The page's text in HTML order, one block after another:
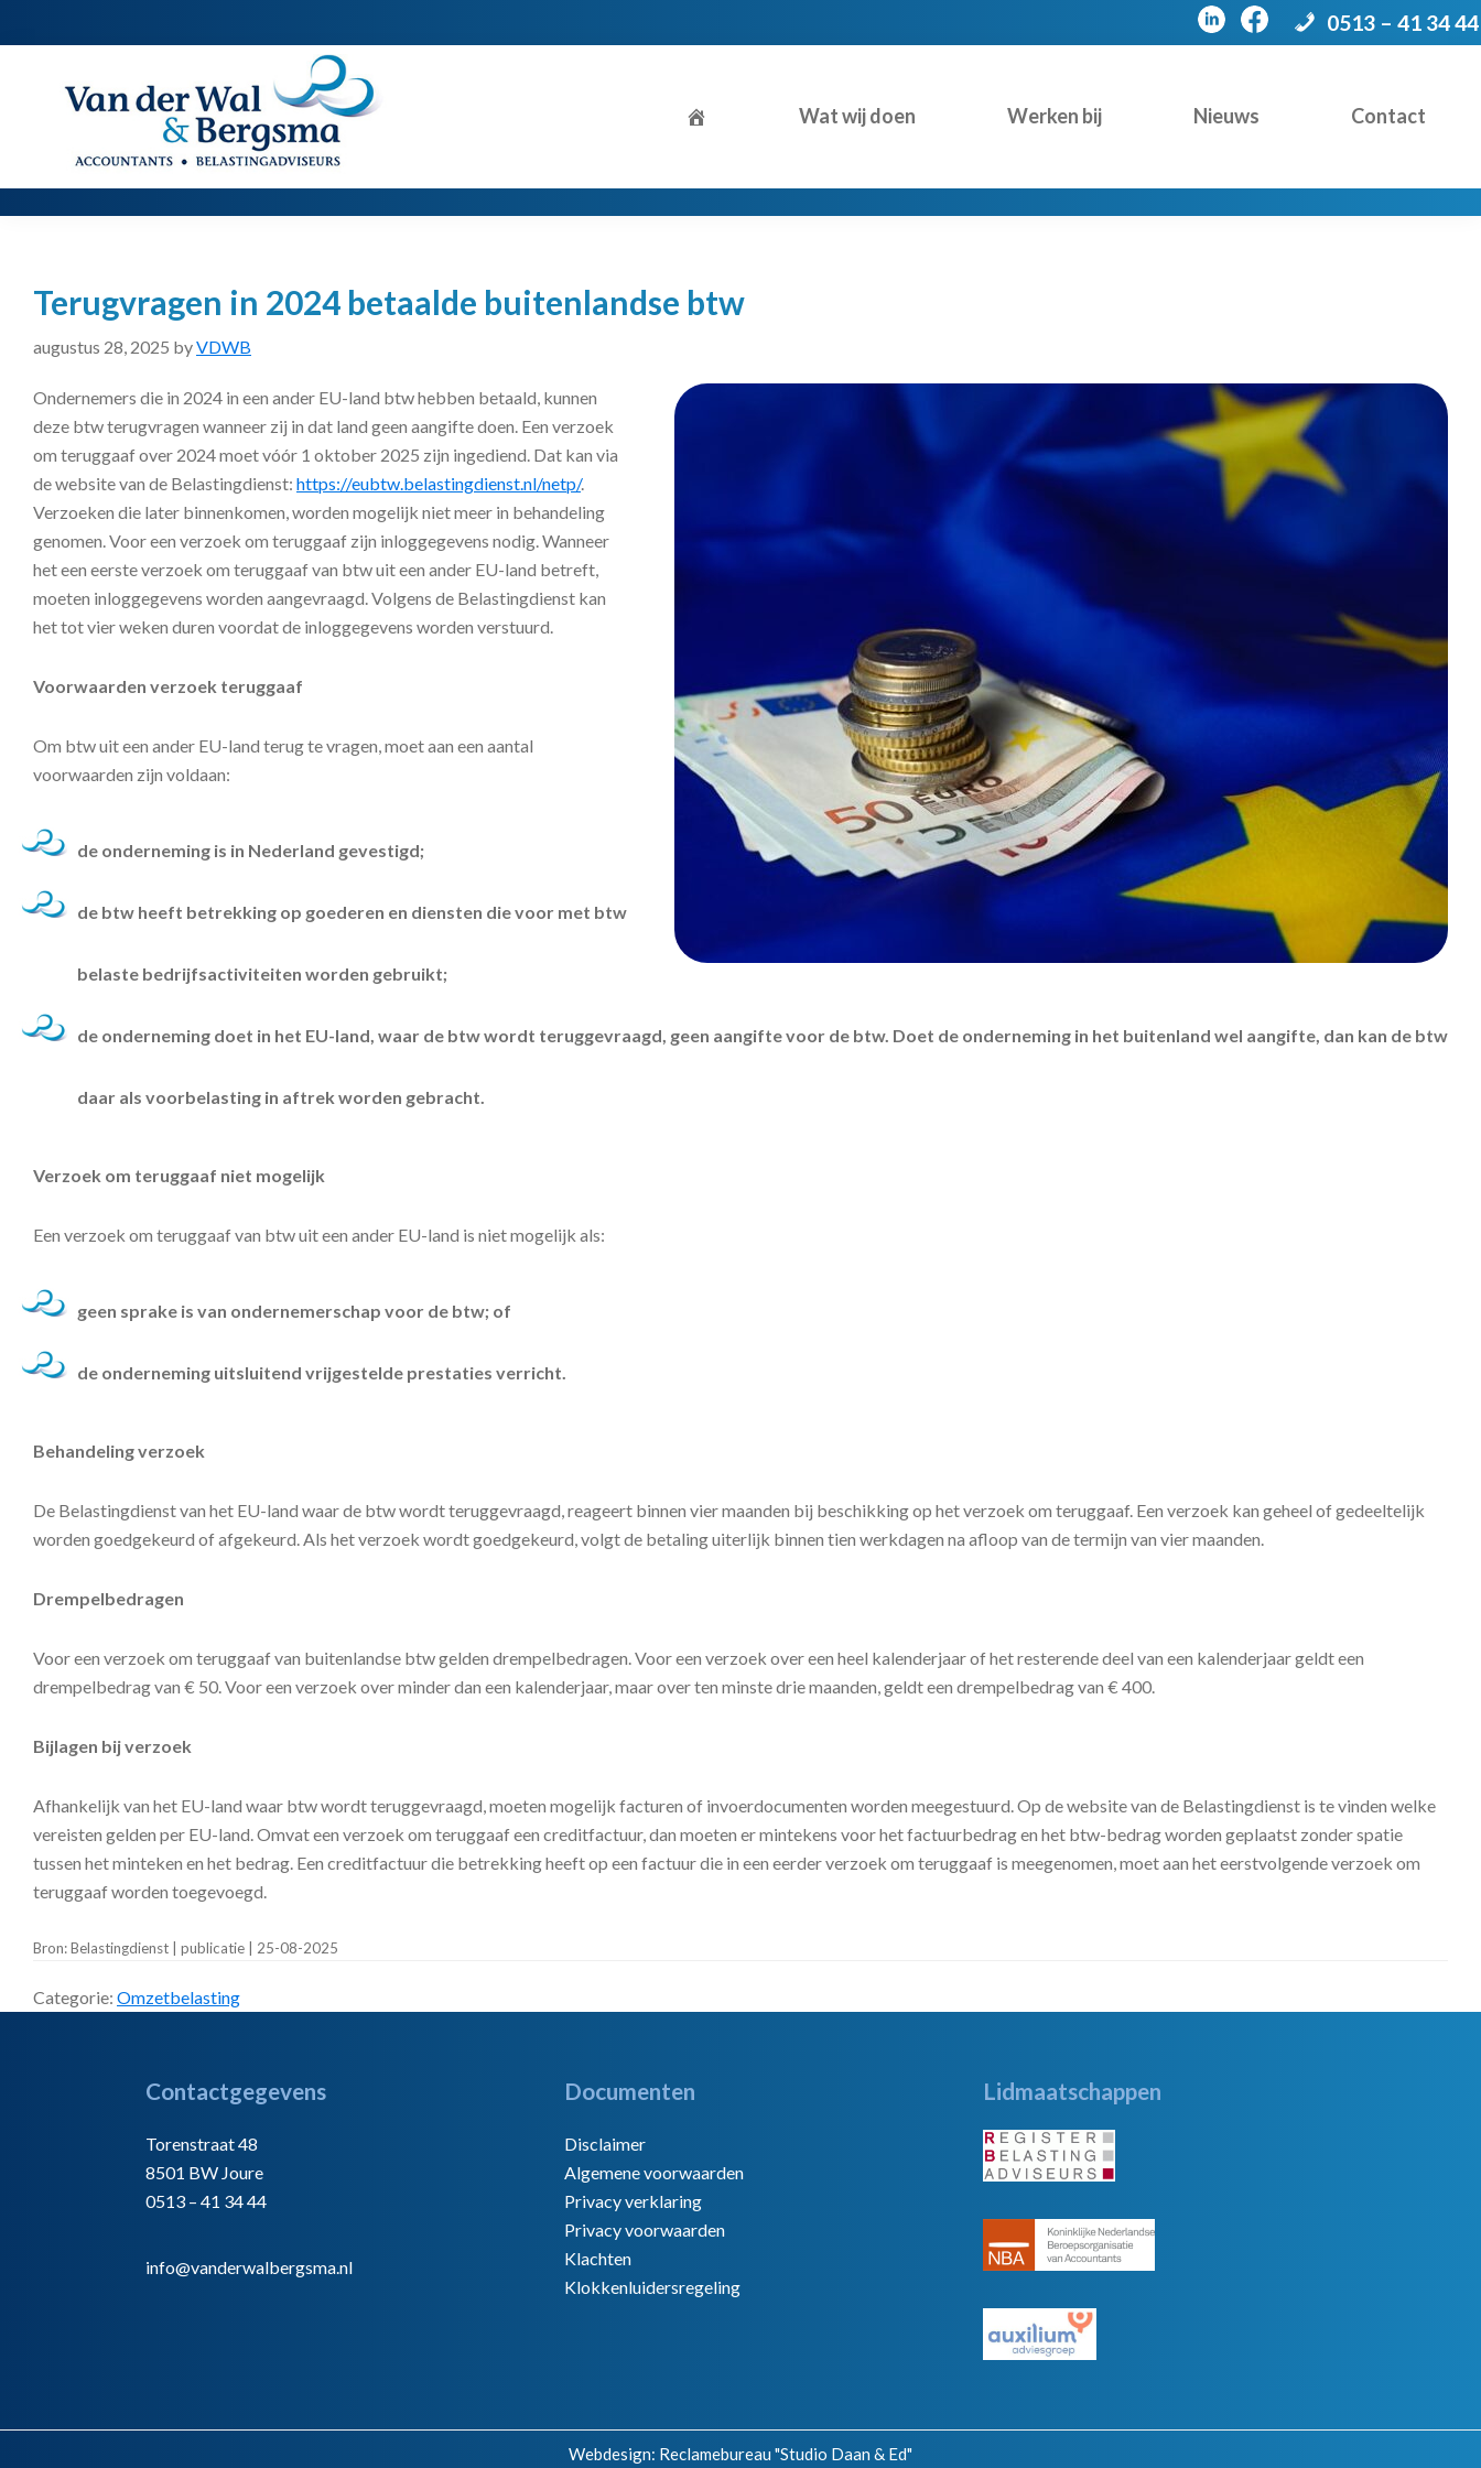
hoofdnavigatie
hoofd
voettekst
0513 – 41 34 44
Van
der
Accountants
|
Wat wij doen Werken bij Nieuws Contact
Terugvragen in 2024 betaalde buitenlandse btw
augustus 28, 2025 byVDWB
Ondernemers die in 2024 in een ander EU-land btw hebben betaald, kunnen
deze btw terugvragen wanneer zij in dat land geen aangifte doen. Een verzoek
om teruggaaf over 2024 moet vóór 1 oktober 2025 zijn ingediend. Dat kan via
de website van de Belastingdienst: https://eubtw.belastingdienst.nl/netp/.
Verzoeken die later binnenkomen, worden mogelijk niet meer in behandeling
genomen. Voor een verzoek om teruggaaf zijn inloggegevens nodig. Wanneer
het een eerste verzoek om teruggaaf van btw uit een ander EU-land betreft,
moeten inloggegevens worden aangevraagd. Volgens de Belastingdienst kan
het tot vier weken duren voordat de inloggegevens worden verstuurd.
Voorwaarden verzoek teruggaaf
Om btw uit een ander EU-land terug te vragen, moet aan een aantal
voorwaarden zijn voldaan:
de onderneming is in Nederland gevestigd;
de btw heeft betrekking op goederen en diensten die voor met btw
belaste bedrijfsactiviteiten worden gebruikt;
de onderneming doet in het EU-land, waar de btw wordt teruggevraagd, geen aangifte voor de btw. Doet de onderneming in het buitenland wel aangifte, dan kan de btw
daar als voorbelasting in aftrek worden gebracht.
Verzoek om teruggaaf niet mogelijk
Een verzoek om teruggaaf van btw uit een ander EU-land is niet mogelijk als:
geen sprake is van ondernemerschap voor de btw; of
de onderneming uitsluitend vrijgestelde prestaties verricht.
Behandeling verzoek
De Belastingdienst van het EU-land waar de btw wordt teruggevraagd, reageert binnen vier maanden bij beschikking op het verzoek om teruggaaf. Een verzoek kan geheel of gedeeltelijk
worden goedgekeurd of afgekeurd. Als het verzoek wordt goedgekeurd, volgt de betaling uiterlijk binnen tien werkdagen na afloop van de termijn van vier maanden.
Drempelbedragen
Voor een verzoek om teruggaaf van buitenlandse btw gelden drempelbedragen. Voor een verzoek over een heel kalenderjaar of het resterende deel van een kalenderjaar geldt een
drempelbedrag van € 50. Voor een verzoek over minder dan een kalenderjaar, maar over ten minste drie maanden, geldt een drempelbedrag van € 400.
Bijlagen bij verzoek
Afhankelijk van het EU-land waar btw wordt teruggevraagd, moeten mogelijk facturen of invoerdocumenten worden meegestuurd. Op de website van de Belastingdienst is te vinden welke
vereisten gelden per EU-land. Omvat een verzoek om teruggaaf een creditfactuur, dan moeten er mintekens voor het factuurbedrag en het btw-bedrag worden geplaatst zonder spatie
tussen het minteken en het bedrag. Een creditfactuur die betrekking heeft op een factuur die in een eerder verzoek om teruggaaf is meegenomen, moet aan het eerstvolgende verzoek om
teruggaaf worden toegevoegd.
Bron: Belastingdienst | publicatie | 25-08-2025
Categorie: Omzetbelasting
Contactgegevens
Torenstraat 48
8501 BW Joure
0513 – 41 34 44
info@vanderwalbergsma.nl
Documenten
Disclaimer
Algemene voorwaarden
Privacy verklaring
Privacy voorwaarden
Klachten
Klokkenluidersregeling
Lidmaatschappen
Webdesign: Reclamebureau "Studio Daan & Ed"